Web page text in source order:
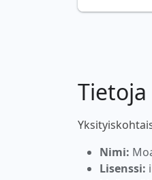
Tietoja
Nimi:
Lisenssi: